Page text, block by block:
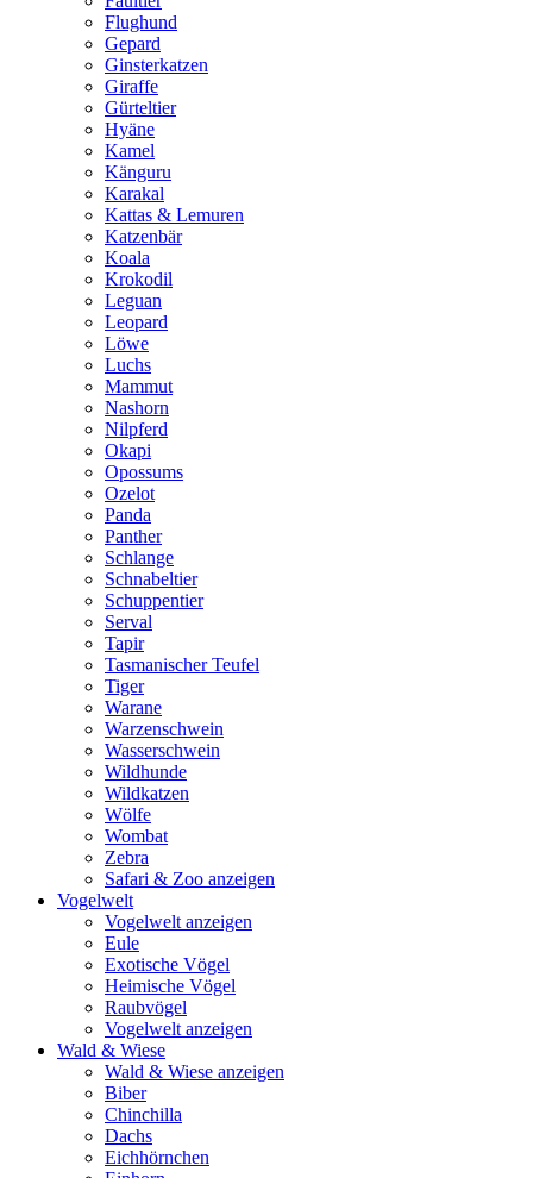
Flughund
Gepard
Ginsterkatzen
Giraffe
Gürteltier
Hyäne
Kamel
Känguru
Karakal
Kattas & Lemuren
Katzenbär
Koala
Krokodil
Leguan
Leopard
Löwe
Luchs
Mammut
Nashorn
Nilpferd
Okapi
Opossums
Ozelot
Panda
Panther
Schlange
Schnabeltier
Schuppentier
Serval
Tapir
Tasmanischer Teufel
Tiger
Warane
Warzenschwein
Wasserschwein
Wildhunde
Wildkatzen
Wölfe
Wombat
Zebra
Safari & Zoo anzeigen
Vogelwelt
Vogelwelt anzeigen
Eule
Exotische Vögel
Heimische Vögel
Raubvögel
Vogelwelt anzeigen
Wald & Wiese
Wald & Wiese anzeigen
Biber
Chinchilla
Dachs
Eichhörnchen